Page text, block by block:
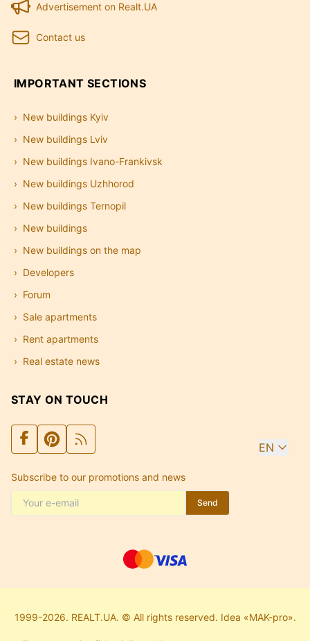
Advertisement on Realt.UA
Contact us
IMPORTANT SECTIONS
New buildings Kyiv
New buildings Lviv
New buildings Ivano-Frankivsk
New buildings Uzhhorod
New buildings Ternopil
New buildings
New buildings on the map
Developers
Forum
Sale apartments
Rent apartments
Real estate news
STAY ON TOUCH
EN
Subscribe to our promotions and news
Send
1999-2026. REALT.UA. © All rights reserved. Idea «MAK-pro».